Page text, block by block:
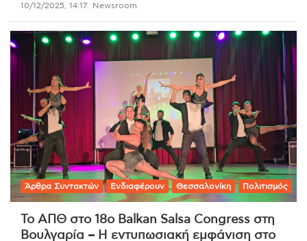
10/12/2025, 14:17 Newsroom
Άρθρα Συντακτών Ενδιαφέρουν Θεσσαλονίκη Πολιτισμός
Το ΑΠΘ στο 18ο Balkan Salsa Congress στη
Βουλγαρία – Η εντυπωσιακή εμφάνιση στο